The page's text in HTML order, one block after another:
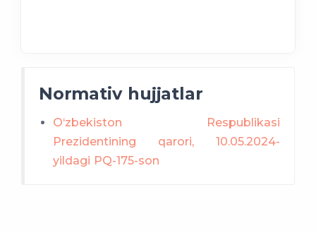
Normativ hujjatlar
O‘zbekiston Respublikasi
Prezidentining qarori, 10.05.2024-
yildagi PQ-175-son